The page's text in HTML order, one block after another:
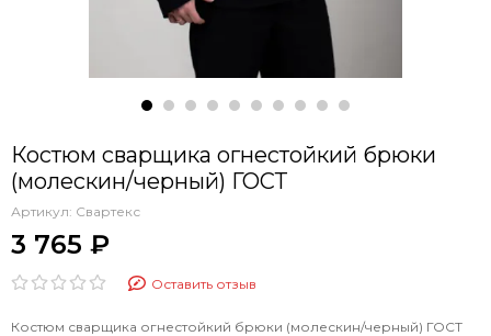
Костюм сварщика огнестойкий брюки
(молескин/черный) ГОСТ
Артикул: Свартекс
3 765 ₽
Оставить отзыв
Костюм сварщика огнестойкий брюки (молескин/черный) ГОСТ